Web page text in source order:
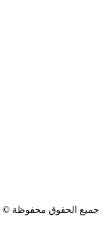
جميع الحقوق محفوظة ©